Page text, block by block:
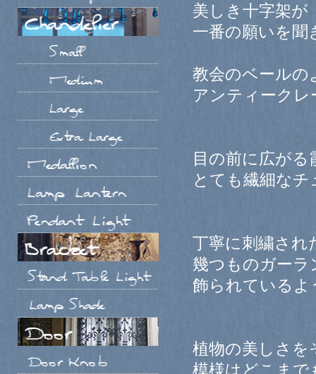
美しき十字架が
一番の願いを聞
教会のベールの
アンティーク
目の前に広がる
とても繊細な
丁寧に刺繍され
幾つものガーラ
飾られているよ
植物の美しさを
模様はどこまで